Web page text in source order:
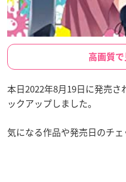
高画質
本日2022年8月19日に発売
ックアップしました。
気になる作品や発売日のチ